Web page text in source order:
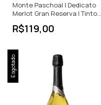
Monte Paschoal | Dedicato
Merlot Gran Reserva | Tinto
Seco | 750ml
R$119,00
Esgotado